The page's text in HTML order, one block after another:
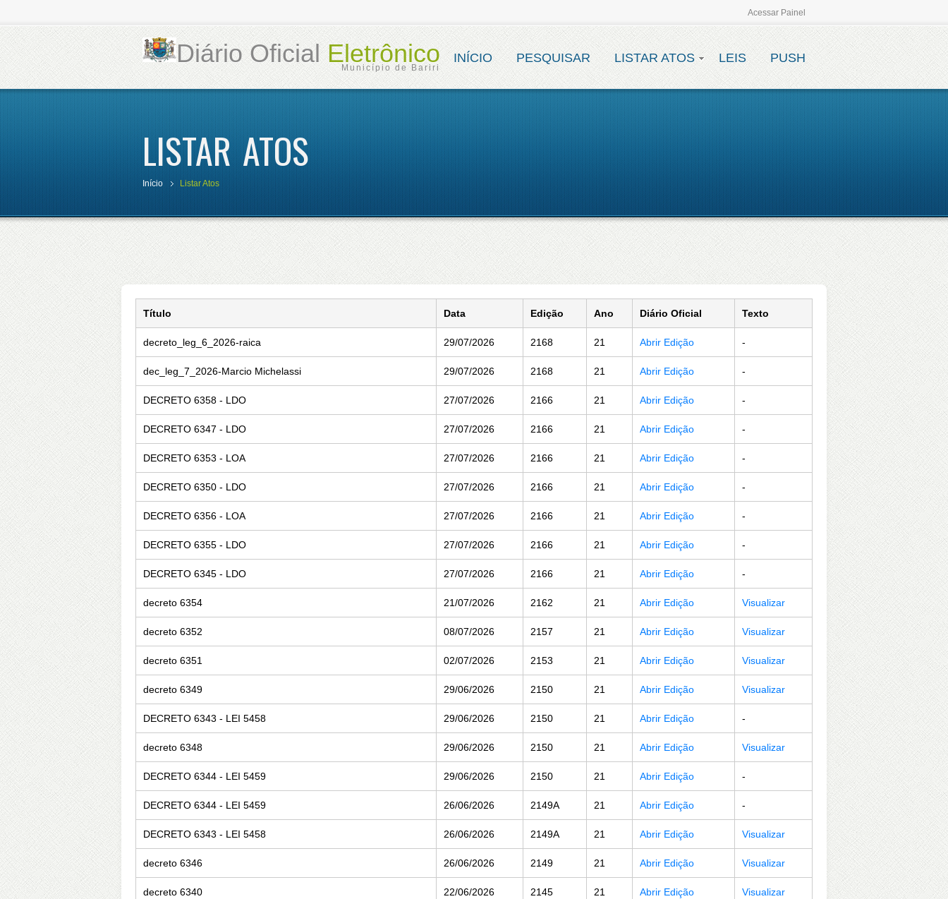
Acessar Painel
Diário OficialEletrônico
Município de Bariri
INÍCIO PESQUISAR LISTAR ATOS LEIS PUSH
LISTAR ATOS
Início Listar Atos
Título Data Edição Ano Diário Oficial Texto
decreto_leg_6_2026-raica 29/07/2026 2168 21 Abrir Edição -
dec_leg_7_2026-Marcio Michelassi 29/07/2026 2168 21 Abrir Edição -
DECRETO 6358 - LDO 27/07/2026 2166 21 Abrir Edição -
DECRETO 6347 - LDO 27/07/2026 2166 21 Abrir Edição -
DECRETO 6353 - LOA 27/07/2026 2166 21 Abrir Edição -
DECRETO 6350 - LDO 27/07/2026 2166 21 Abrir Edição -
DECRETO 6356 - LOA 27/07/2026 2166 21 Abrir Edição -
DECRETO 6355 - LDO 27/07/2026 2166 21 Abrir Edição -
DECRETO 6345 - LDO 27/07/2026 2166 21 Abrir Edição -
decreto 6354 21/07/2026 2162 21 Abrir Edição Visualizar
decreto 6352 08/07/2026 2157 21 Abrir Edição Visualizar
decreto 6351 02/07/2026 2153 21 Abrir Edição Visualizar
decreto 6349 29/06/2026 2150 21 Abrir Edição Visualizar
DECRETO 6343 - LEI 5458 29/06/2026 2150 21 Abrir Edição -
decreto 6348 29/06/2026 2150 21 Abrir Edição Visualizar
DECRETO 6344 - LEI 5459 29/06/2026 2150 21 Abrir Edição -
DECRETO 6344 - LEI 5459 26/06/2026 2149A 21 Abrir Edição -
DECRETO 6343 - LEI 5458 26/06/2026 2149A 21 Abrir Edição Visualizar
decreto 6346 26/06/2026 2149 21 Abrir Edição Visualizar
decreto 6340 22/06/2026 2145 21 Abrir Edição Visualizar